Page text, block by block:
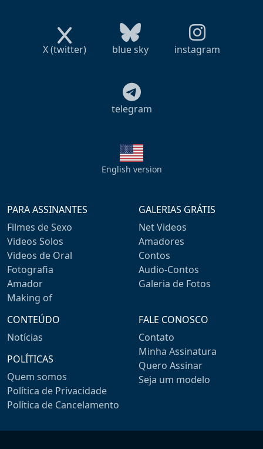
X (twitter) blue sky instagram
telegram
English version
PARA ASSINANTES
Filmes de Sexo
Videos Solos
Videos de Oral
Fotografia
Amador
Making of
GALERIAS GRÁTIS
Net Videos
Amadores
Contos
Audio-Contos
Galeria de Fotos
CONTEÚDO
Notícias
POLÍTICAS
Quem somos
Política de Privacidade
Política de Cancelamento
FALE CONOSCO
Contato
Minha Assinatura
Quero Assinar
Seja um modelo